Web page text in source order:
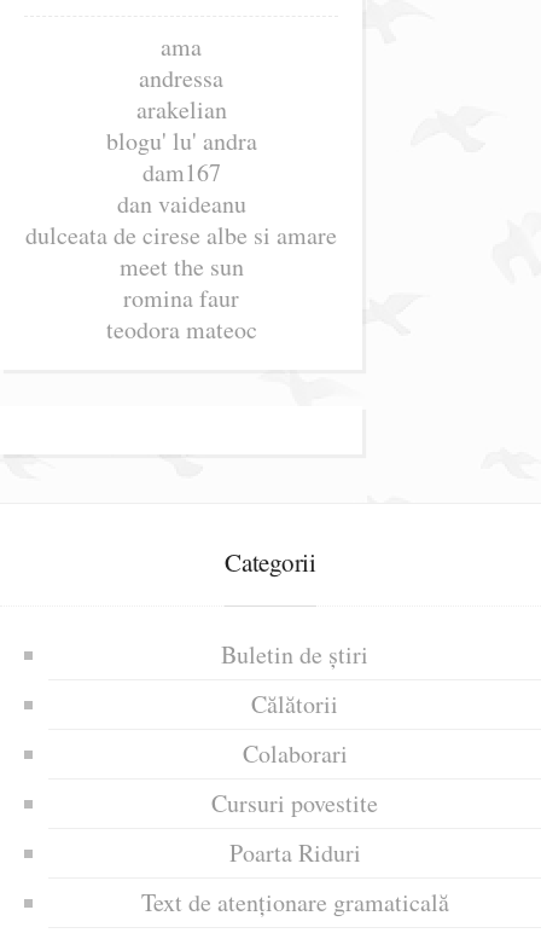
ama
andressa
arakelian
blogu' lu' andra
dam167
dan vaideanu
dulceata de cirese albe si amare
meet the sun
romina faur
teodora mateoc
Categorii
Buletin de știri
Călătorii
Colaborari
Cursuri povestite
Poarta Riduri
Text de atenționare gramaticală